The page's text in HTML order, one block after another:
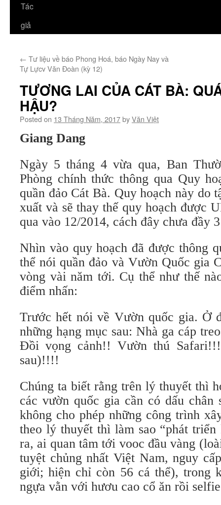
Tác
giả
← Tư liệu về báo Phong Hoá, báo Ngày Nay và
Tự Lựcv Văn Đoàn (kỳ 12)
TƯƠNG LAI CỦA CÁT BÀ:
HẬU?
Posted on 13 Tháng Năm, 2017byVăn Việt
Giang Dang
Ngày 5 tháng 4 vừa qua, Ban
Phòng chính thức thông qua Quy
quần đảo Cát Bà. Quy hoạch này do
xuất và sẽ thay thế quy hoạch được
qua vào 12/2014, cách đây chưa đầy
Nhìn vào quy hoạch đã được thông
thể nói quần đảo và Vườn Quốc gia
vòng vài năm tới. Cụ thể như thế
điểm nhấn:
Trước hết nói về Vườn quốc gia. Ở
những hạng mục sau: Nhà ga cáp
Đồi vọng cảnh!! Vườn thú
sau)!!!!
Chúng ta biết rằng trên lý thuyết thì
các vườn quốc gia cần có dấu chân
không cho phép những công trình
theo lý thuyết thì làm sao “phát
ra, ai quan tâm tới vooc đầu vàng
tuyệt chủng nhất Việt Nam, nguy
giới; hiện chỉ còn 56 cá thể), trong
ngựa vằn với hươu cao cổ ăn rồi